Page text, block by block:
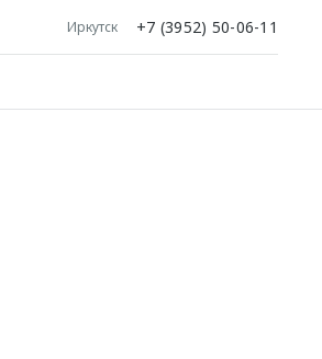
Иркутск +7 (3952) 50-06-11